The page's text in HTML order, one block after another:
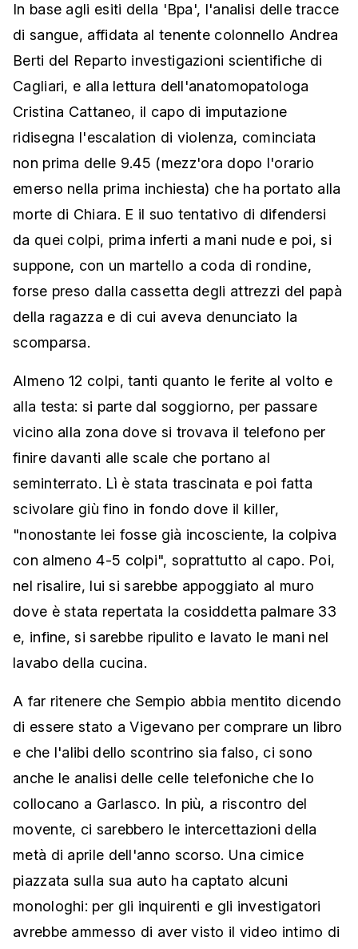
In base agli esiti della 'Bpa', l'analisi delle tracce
di sangue, affidata al tenente colonnello Andrea
Berti del Reparto investigazioni scientifiche di
Cagliari, e alla lettura dell'anatomopatologa
Cristina Cattaneo, il capo di imputazione
ridisegna l'escalation di violenza, cominciata
non prima delle 9.45 (mezz'ora dopo l'orario
emerso nella prima inchiesta) che ha portato alla
morte di Chiara. E il suo tentativo di difendersi
da quei colpi, prima inferti a mani nude e poi, si
suppone, con un martello a coda di rondine,
forse preso dalla cassetta degli attrezzi del papà
della ragazza e di cui aveva denunciato la
scomparsa.
Almeno 12 colpi, tanti quanto le ferite al volto e
alla testa: si parte dal soggiorno, per passare
vicino alla zona dove si trovava il telefono per
finire davanti alle scale che portano al
seminterrato. Lì è stata trascinata e poi fatta
scivolare giù fino in fondo dove il killer,
"nonostante lei fosse già incosciente, la colpiva
con almeno 4-5 colpi", soprattutto al capo. Poi,
nel risalire, lui si sarebbe appoggiato al muro
dove è stata repertata la cosiddetta palmare 33
e, infine, si sarebbe ripulito e lavato le mani nel
lavabo della cucina.
A far ritenere che Sempio abbia mentito dicendo
di essere stato a Vigevano per comprare un libro
e che l'alibi dello scontrino sia falso, ci sono
anche le analisi delle celle telefoniche che lo
collocano a Garlasco. In più, a riscontro del
movente, ci sarebbero le intercettazioni della
metà di aprile dell'anno scorso. Una cimice
piazzata sulla sua auto ha captato alcuni
monologhi: per gli inquirenti e gli investigatori
avrebbe ammesso di aver visto il video intimo di